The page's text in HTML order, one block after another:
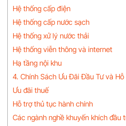
Hệ thống cấp điện
Hệ thống cấp nước sạch
Hệ thống xử lý nước thải
Hệ thống viễn thông và internet
Hạ tầng nội khu
4. Chính Sách Ưu Đãi Đầu Tư và
Ưu đãi thuế
Hỗ trợ thủ tục hành chính
Các ngành nghề khuyến khích đầu